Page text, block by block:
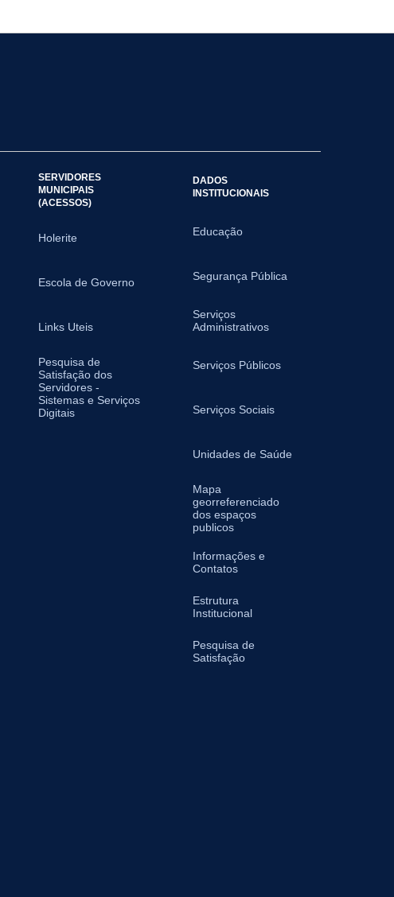
SERVIDORES
MUNICIPAIS
(ACESSOS)
Holerite
Escola de Governo
Links Uteis
Pesquisa de
Satisfação dos
Servidores -
Sistemas e Serviços
Digitais
DADOS
INSTITUCIONAIS
Educação
Segurança Pública
Serviços
Administrativos
Serviços Públicos
Serviços Sociais
Unidades de Saúde
Mapa
georreferenciado
dos espaços
publicos
Informações e
Contatos
Estrutura
Institucional
Pesquisa de
Satisfação